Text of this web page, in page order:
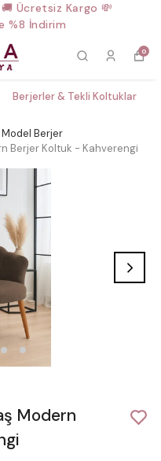
Ücretsiz Kargo 💸
%8 İndirim
0
Berjerler & Tekli Koltuklar
Berjer
Berjer Koltuk - Kahverengi
Modern